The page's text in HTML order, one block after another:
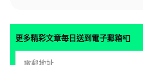
更多精彩文章每日送到電子郵箱📮